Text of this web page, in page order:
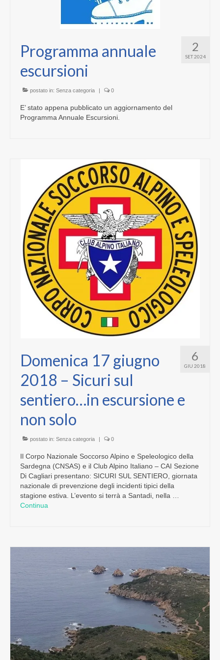
2
SET 2024
Programma annuale
escursioni
postato in: Senza categoria | 0
E’ stato appena pubblicato un aggiornamento del
Programma Annuale Escursioni.
6
GIU 2018
Domenica 17 giugno
2018 – Sicuri sul
sentiero…in escursione e
non solo
postato in: Senza categoria | 0
Il Corpo Nazionale Soccorso Alpino e Speleologico della
Sardegna (CNSAS) e il Club Alpino Italiano – CAI Sezione
Di Cagliari presentano: SICURI SUL SENTIERO, giornata
nazionale di prevenzione degli incidenti tipici della
stagione estiva. L’evento si terrà a Santadi, nella …
Continua